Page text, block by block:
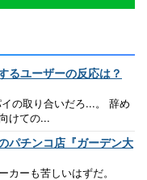
るユーザーの反応は？
の取り合いだろ...。 辞め
けての...
パチンコ店『ガーデン大
カーも苦しいはずだ。